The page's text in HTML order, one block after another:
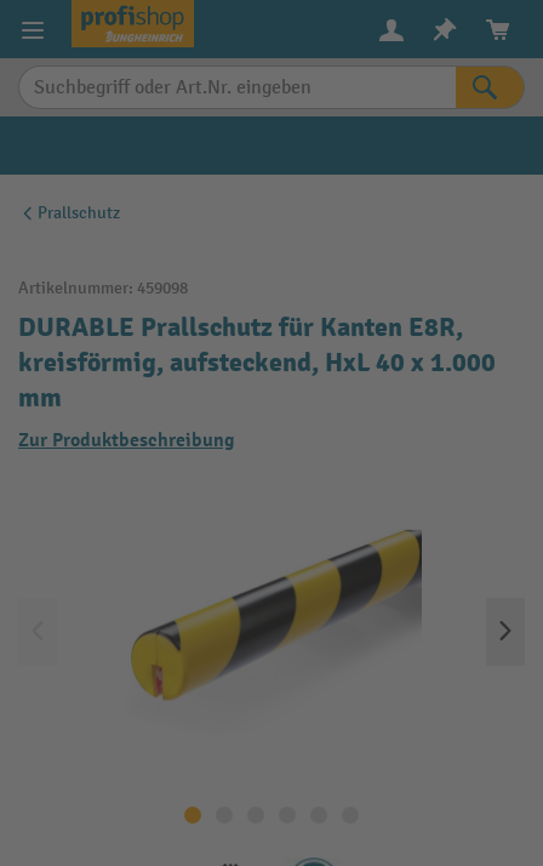
springen
Prallschutz
Artikelnummer: 459098
DURABLE Prallschutz für Kanten E8R,
kreisförmig, aufsteckend, HxL 40 x 1.000
mm
Zur Produktbeschreibung